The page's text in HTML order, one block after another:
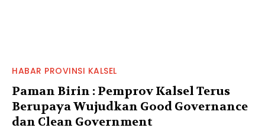
HABAR PROVINSI KALSEL
Paman Birin : Pemprov Kalsel Terus
Berupaya Wujudkan Good Governance
dan Clean Government